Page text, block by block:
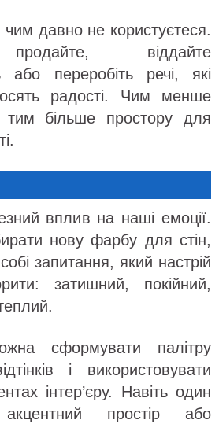
чим давно не користуєтеся.
віддайте
або переробіть речі, які
радості. Чим менше
тим більше простору для
вплив на наші емоції.
нову фарбу для стін,
запитання, який настрій
затишний, покійний,
сформувати палітру
і використовувати
інтер’єру. Навіть один
простір або